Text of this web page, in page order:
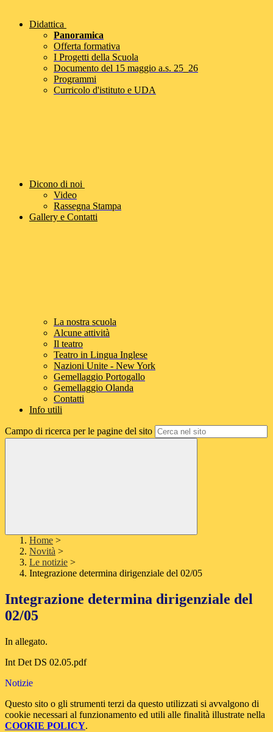
Didattica
Panoramica
Offerta formativa
I Progetti della Scuola
Documento del 15 maggio a.s. 25_26
Programmi
Curricolo d'istituto e UDA
Dicono di noi
Video
Rassegna Stampa
Gallery e Contatti
La nostra scuola
Alcune attività
Il teatro
Teatro in Lingua Inglese
Nazioni Unite - New York
Gemellaggio Portogallo
Gemellaggio Olanda
Contatti
Info utili
Campo di ricerca per le pagine del sito
Home >
Novità >
Le notizie >
Integrazione determina dirigenziale del 02/05
Integrazione determina dirigenziale del
02/05
In allegato.
Int Det DS 02.05.pdf
Notizie
Questo sito o gli strumenti terzi da questo utilizzati si avvalgono di
cookie necessari al funzionamento ed utili alle finalità illustrate nella
COOKIE POLICY.